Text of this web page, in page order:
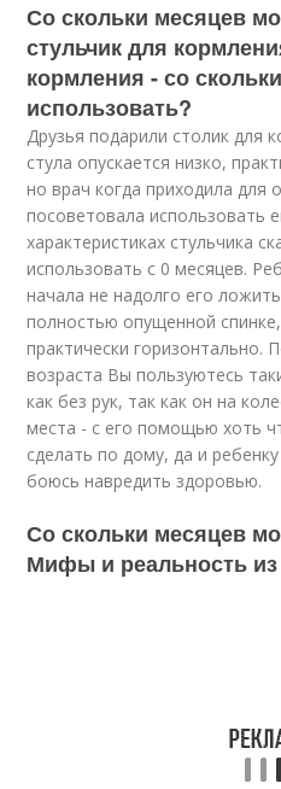
Со скольки месяцев
стульчик для
кормления - со
использовать?
Друзья подарили столик для
стула опускается низко,
но врач когда приходила для
посоветовала использовать
характеристиках стульчика
использовать с 0 месяцев.
начала не надолго его
полностью опущенной
практически горизонтально.
возраста Вы пользуютесь
как без рук, так как он на
места - с его помощью хоть
сделать по дому, да и
боюсь навредить здоровью.
Со скольки месяцев
Мифы и реальность из